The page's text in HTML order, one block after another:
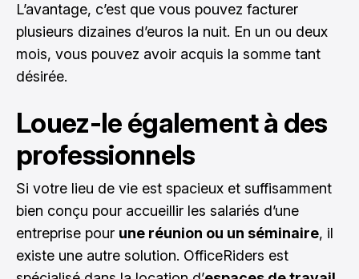
L’avantage, c’est que vous pouvez facturer
plusieurs dizaines d’euros la nuit. En un ou deux
mois, vous pouvez avoir acquis la somme tant
désirée.
Louez-le également à des
professionnels
Si votre lieu de vie est spacieux et suffisamment
bien conçu pour accueillir les salariés d’une
entreprise pour une réunion ou un séminaire, il
existe une autre solution. OfficeRiders est